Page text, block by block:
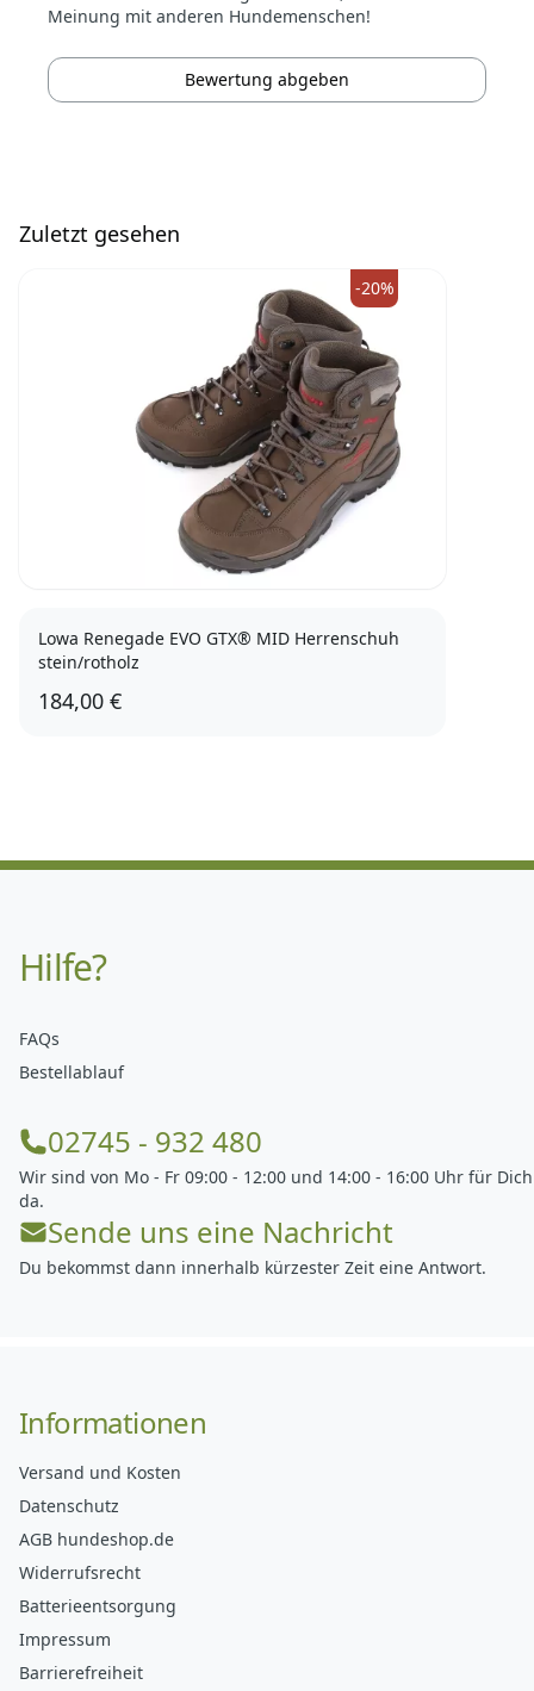
Meinung mit anderen Hundemenschen!
Bewertung abgeben
Zuletzt gesehen
-20%
Lowa Renegade EVO GTX® MID Herrenschuh
stein/rotholz
184,00 €
Hilfe?
FAQs
Bestellablauf
02745 - 932 480
Wir sind von Mo - Fr 09:00 - 12:00 und 14:00 - 16:00 Uhr für Dich
da.
Sende uns eine Nachricht
Du bekommst dann innerhalb kürzester Zeit eine Antwort.
Informationen
Versand und Kosten
Datenschutz
AGB hundeshop.de
Widerrufsrecht
Batterieentsorgung
Impressum
Barrierefreiheit